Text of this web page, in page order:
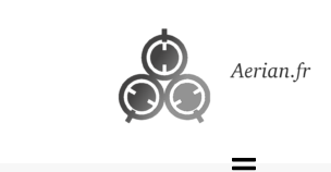
Ouvrir/fermer